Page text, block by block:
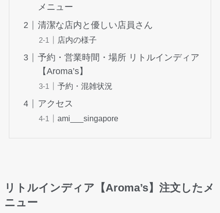
メニュー
清潔な店内と優しい店員さん
店内の様子
予約・営業時間・場所 リトルインディア
【Aroma’s】
予約・混雑状況
アクセス
ami___singapore
リトルインディア【Aroma’s】注文したメ
ニュー